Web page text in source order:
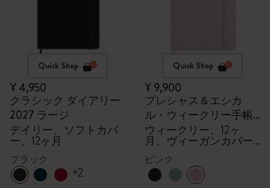
Quick Shop
¥ 4,950
クラシック ダイアリー
2027 ラージ
デイリー、ソフトカバ
ー、12ヶ月
ブラック
+2
Quick Shop
¥ 9,900
プレシャス＆エシカ
ル・ウィークリー手帳
2027
ウィークリー、12ヶ
月、ヴィーガンカバー,
ギフトボックス
ピンク